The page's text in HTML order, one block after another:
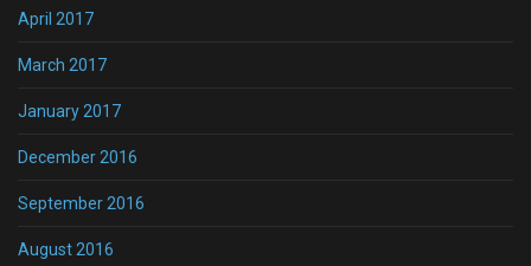
April 2017
March 2017
January 2017
December 2016
September 2016
August 2016